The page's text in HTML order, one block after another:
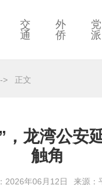
交
通
外
侨
党
派
> 正文
，龙湾公安
触角
2026年06月12日 来源：